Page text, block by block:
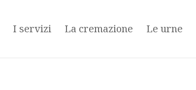
I servizi La cremazione Le urne